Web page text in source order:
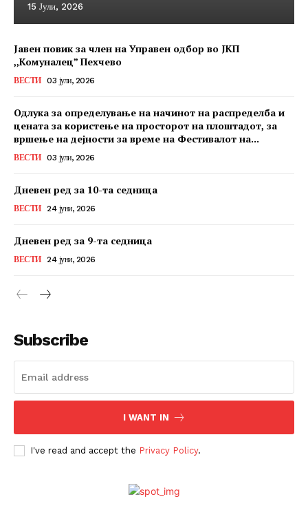
15 Јули, 2026
Јавен повик за член на Управен одбор во ЈКП
,,Комуналец” Пехчево
ВЕСТИ 03 јули, 2026
Одлука за определување на начинот на распределба и
цената за користење на просторот на плоштадот, за
вршење на дејности за време на Фестивалот на...
ВЕСТИ 03 јули, 2026
Дневен ред за 10-та седница
ВЕСТИ 24 јуни, 2026
Дневен ред за 9-та седница
ВЕСТИ 24 јуни, 2026
Subscribe
I WANT IN
I've read and accept the Privacy Policy.